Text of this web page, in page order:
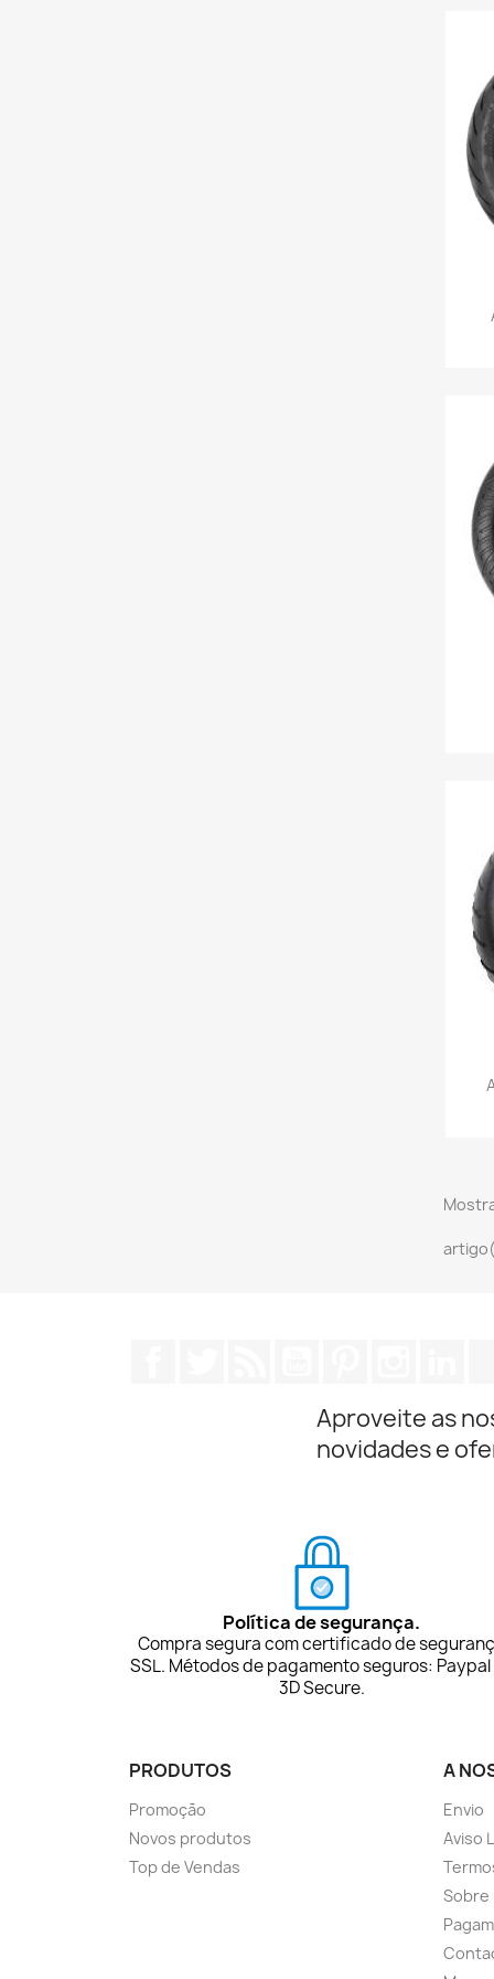
Aproveite as
novidades e
Política de segurança.
Compra segura com certificado de
SSL. Métodos de pagamento seguros: Paypal
3D Secure.
PRODUTOS
Promoção
Novos produtos
Top de Vendas
A
Envio
Aviso
Sobre